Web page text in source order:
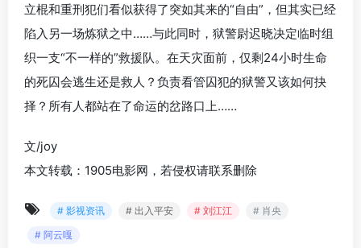
立棍和重刑犯们看似获得了突如其来的“自由”，但其实已经
陷入另一场炼狱之中……与此同时，狱警尉迟晓决定临时组
织一支“不一样的”救援队。在天灾面前，仅剩24小时生命
的死囚会逃生还是救人？负责看管囚犯的狱警又该如何抉
择？所有人都站在了命运的岔路口上……
文/joy
本文转载：1905电影网，若侵权请联系删除
# 影视资讯 # 出入平安 # 刘江江
# 肖央
# 阿云嘎